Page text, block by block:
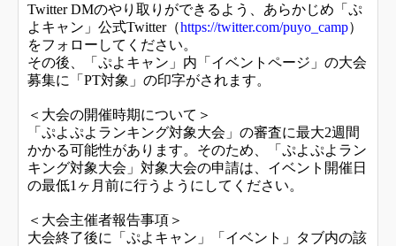
Twitter DMのやり取りができるよう、あらかじめ「ぷ
よキャン」公式Twitter（https://twitter.com/puyo_camp）
をフォローしてください。
その後、「ぷよキャン」内「イベントページ」の大会
募集に「PT対象」の印字がされます。
＜大会の開催時期について＞
「ぷよぷよランキング対象大会」の審査に最大2週間
かかる可能性があります。そのため、「ぷよぷよラン
キング対象大会」対象大会の申請は、イベント開催日
の最低1ヶ月前に行うようにしてください。
＜大会主催者報告事項＞
大会終了後に「ぷよキャン」「イベント」タブ内の該